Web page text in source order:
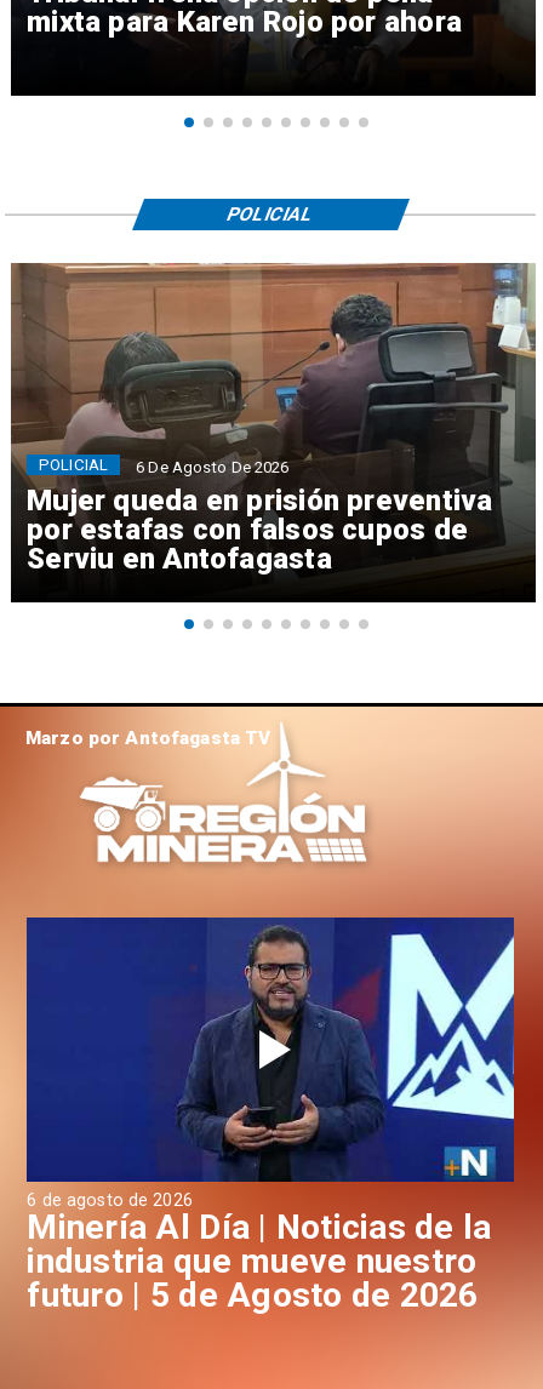
mixta para Karen Rojo por ahora
Mujer queda en prisión preventiva
por estafas con falsos cupos de
Serviu en Antofagasta
POLICIAL 6 De Agosto De 2026
POLICIAL
6 de agosto de 2026
Minería Al Día | Noticias de la
industria que mueve nuestro
futuro | 5 de Agosto de 2026
Marzo por Antofagasta TV